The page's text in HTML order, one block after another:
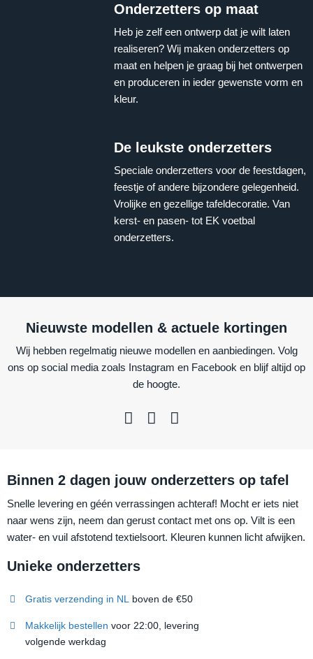
Onderzetters op maat
Heb je zelf een ontwerp dat je wilt laten
realiseren? Wij maken onderzetters op
maat en helpen je graag bij het ontwerpen
en produceren in ieder gewenste vorm en
kleur.
De leukste onderzetters
Speciale onderzetters voor de feestdagen,
feestje of andere bijzondere gelegenheid.
Vrolijke en gezellige tafeldecoratie. Van
kerst- en pasen- tot EK voetbal
onderzetters.
Nieuwste modellen & actuele kortingen
Wij hebben regelmatig nieuwe modellen en aanbiedingen. Volg
ons op social media zoals Instagram en Facebook en blijf altijd op
de hoogte.
Binnen 2 dagen jouw onderzetters op tafel
Snelle levering en géén verrassingen achteraf! Mocht er iets niet
naar wens zijn, neem dan gerust contact met ons op. Vilt is een
water- en vuil afstotend textielsoort. Kleuren kunnen licht afwijken.
Unieke onderzetters
Gratis verzending in NL boven de €50
Makkelijk bestellen voor 22:00, levering
volgende werkdag